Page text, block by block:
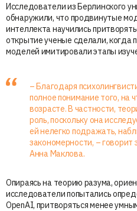
Исследователи из Берлинского
обнаружили, что продвинутые
интеллекта научились
открытие ученые сделали, когда
моделей имитировали этапы
– Благодаря
полное понимание того, на
возрасте. В частности,
роль, поскольку она
ей нелегко подражать,
закономерности, – говорит
Анна Маклова.
Опираясь на теорию разума,
исследователи попытались
OpenAI, притворяться менее